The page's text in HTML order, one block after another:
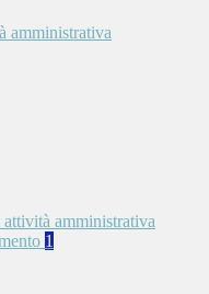
amministrativa
amministrativa
1